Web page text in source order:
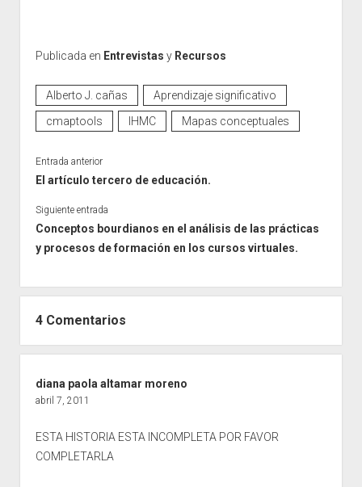
Publicada en Entrevistas y Recursos
Alberto J. cañas
Aprendizaje significativo
cmaptools
IHMC Mapas conceptuales
Entrada anterior
El artículo tercero de educación.
Siguiente entrada
Conceptos bourdianos en el análisis de las prácticas
y procesos de formación en los cursos virtuales.
4 Comentarios
diana paola altamar moreno
abril 7, 2011
ESTA HISTORIA ESTA INCOMPLETA POR FAVOR
COMPLETARLA